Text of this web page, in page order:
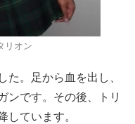
リオン
。足から血を出し、
ンです。その後、トリ
ています。